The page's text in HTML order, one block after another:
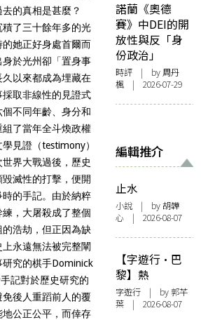
去的真相是甚麼？
積了三十餘年多的光
她正好身處首爾而
於光州卻「置身事
以來都成為埋藏在
取非線性的見證式
不同年齡、身分和
了當年全斗煥政權
見證（testimony）
界大戰過後，歷史
滅性的打擊，便開
的手記。由於納粹
，大屠殺成了整個
浩劫，但正因為缺
永遠無法被完整闡
究的棋手Dominick
記對於歷史研究的
後人重蹈前人的覆
公正公平，而倖存
諾蘭《奧德
賽》中DEI的開
放性與反「身
份政治」
時評 | by周丹
楓 | 2026-07-29
編輯推介
止水
小說 | by 胡韡
心 | 2026-08-07
【字遊行·巴
黎】熱
字遊行 | by 郭芊
葉 | 2026-08-07